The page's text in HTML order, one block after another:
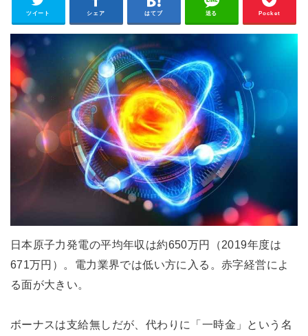
ツイート シェア はてブ 送る Pocket
日本原子力発電の平均年収は約650万円（2019年度は
671万円）。電力業界では低い方に入る。赤字経営によ
る面が大きい。
ボーナスは支給無しだが、代わりに「一時金」という名